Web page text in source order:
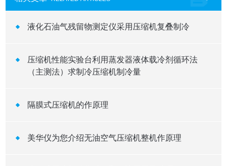
液化石油气残留物测定仪采用压缩机复叠制冷
压缩机性能实验台利用蒸发器液体载冷剂循环法
（主测法）求制冷压缩机制冷量
隔膜式压缩机的作原理
美华仪为您介绍无油空气压缩机整机作原理